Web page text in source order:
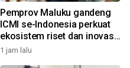
Pemprov Maluku gandeng
ICMI se-Indonesia perkuat
ekosistem riset dan inovasi
daerah
1 jam lalu